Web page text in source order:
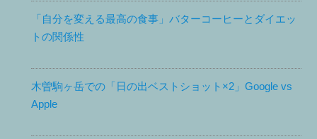
「自分を変える最高の食事」バターコーヒーとダイエッ
トの関係性
木曽駒ヶ岳での「日の出ベストショット×2」Google vs
Apple